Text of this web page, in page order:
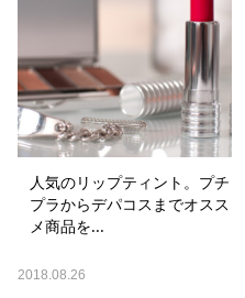
人気のリップティント。プチ
プラからデパコスまでオスス
メ商品を...
2018.08.26